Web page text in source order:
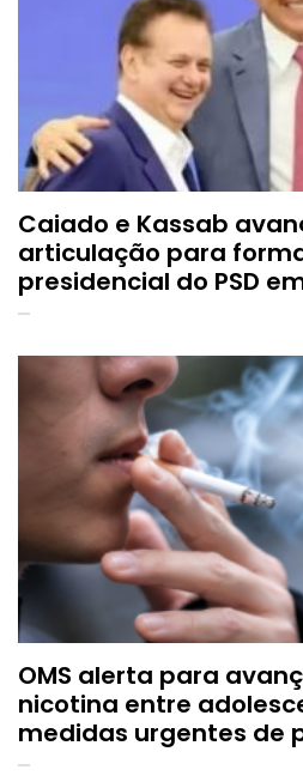
Caiado e Kassab
articulação para
presidencial do PSD
OMS alerta para
nicotina entre
medidas urgentes de